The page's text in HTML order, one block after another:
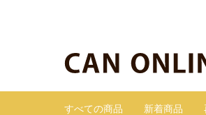
すべての商品 新着商品